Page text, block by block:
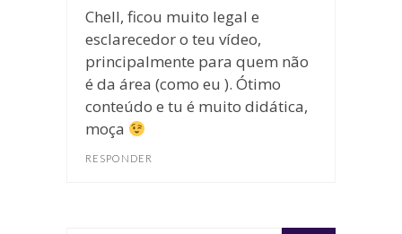
Chell, ficou muito legal e
esclarecedor o teu vídeo,
principalmente para quem não
é da área (como eu ). Ótimo
conteúdo e tu é muito didática,
moça
RESPONDER